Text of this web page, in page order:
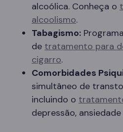
alcoólica. Conheça o
alcoolismo.
Tabagismo:
de tratamento para
cigarro.
Comorbidades
simultâneo de
incluindo o
depressão,